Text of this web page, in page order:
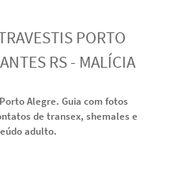
PORTO
RS - MALÍCIA
Alegre. Guia com fotos
de transex, shemales e
adulto.